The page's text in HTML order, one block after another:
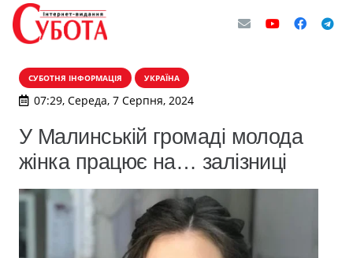
СУБОТНЯ ІНФОРМАЦІЯ УКРАЇНА
07:29, Середа, 7 Серпня, 2024
У Малинській громаді молода
жінка працює на… залізниці